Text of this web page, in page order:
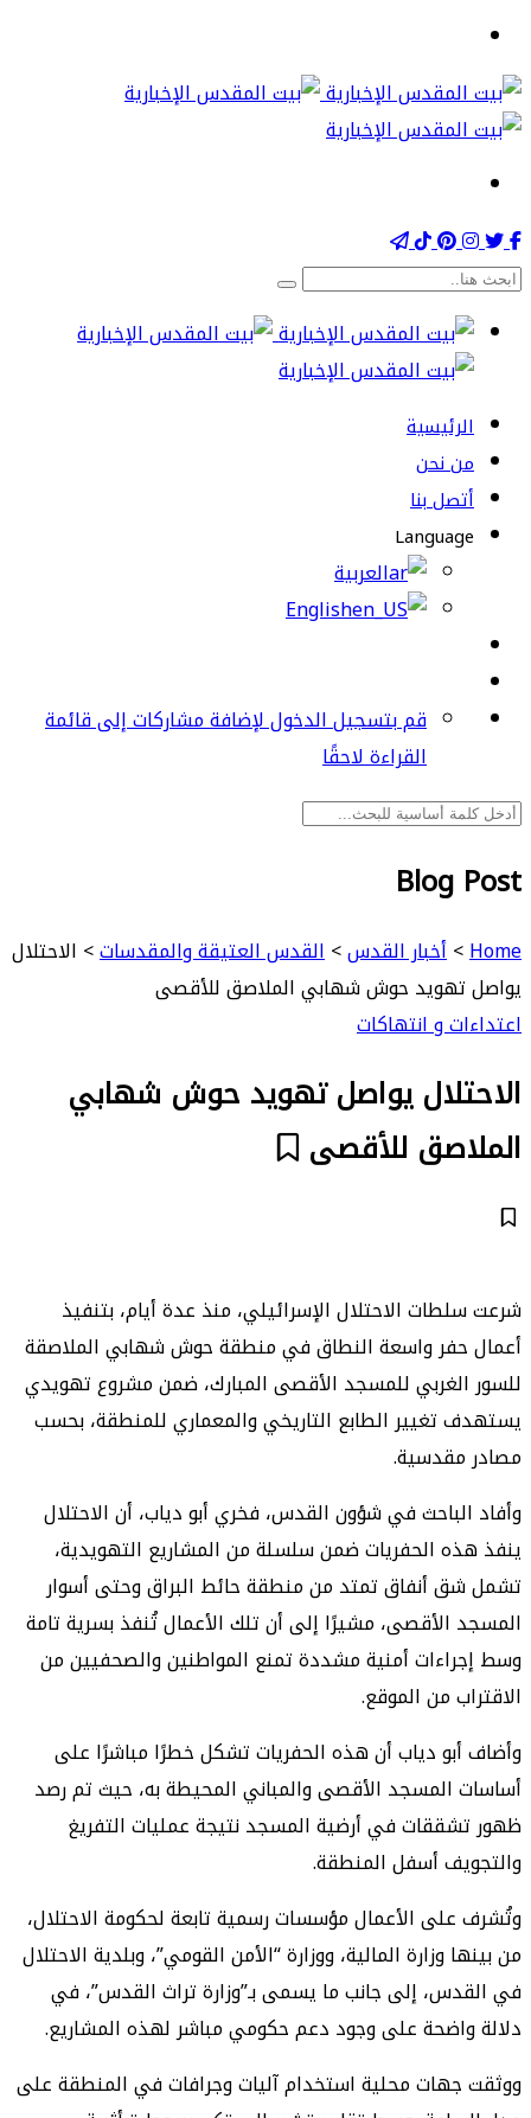
الرئيسية
من نحن
أتصل بنا
Language
العربية
English
قم بتسجيل الدخول لإضافة مشاركات إلى قائمة
القراءة لاحقًا
Blog Post
Home
>أخبار القدس>القدس العتيقة والمقدسات> الاحتلال
يواصل تهويد حوش شهابي الملاصق للأقصى
اعتداءات و انتهاكات
الاحتلال يواصل تهويد حوش شهابي
الملاصق للأقصى
شرعت سلطات الاحتلال الإسرائيلي، منذ عدة أيام، بتنفيذ
أعمال حفر واسعة النطاق في منطقة حوش شهابي الملاصقة
للسور الغربي للمسجد الأقصى المبارك، ضمن مشروع تهويدي
يستهدف تغيير الطابع التاريخي والمعماري للمنطقة، بحسب
مصادر مقدسية.
وأفاد الباحث في شؤون القدس، فخري أبو دياب، أن الاحتلال
ينفذ هذه الحفريات ضمن سلسلة من المشاريع التهويدية،
تشمل شق أنفاق تمتد من منطقة حائط البراق وحتى أسوار
المسجد الأقصى، مشيرًا إلى أن تلك الأعمال تُنفذ بسرية تامة
وسط إجراءات أمنية مشددة تمنع المواطنين والصحفيين من
الاقتراب من الموقع.
وأضاف أبو دياب أن هذه الحفريات تشكل خطرًا مباشرًا على
أساسات المسجد الأقصى والمباني المحيطة به، حيث تم رصد
ظهور تشققات في أرضية المسجد نتيجة عمليات التفريغ
والتجويف أسفل المنطقة.
وتُشرف على الأعمال مؤسسات رسمية تابعة لحكومة الاحتلال،
من بينها وزارة المالية، ووزارة “الأمن القومي”، وبلدية الاحتلال
في القدس، إلى جانب ما يسمى بـ”وزارة تراث القدس”، في
دلالة واضحة على وجود دعم حكومي مباشر لهذه المشاريع.
ووثقت جهات محلية استخدام آليات وجرافات في المنطقة على